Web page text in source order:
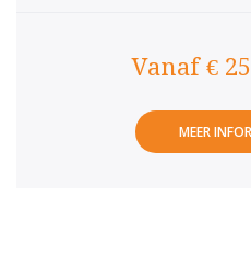
Vanaf €
MEER